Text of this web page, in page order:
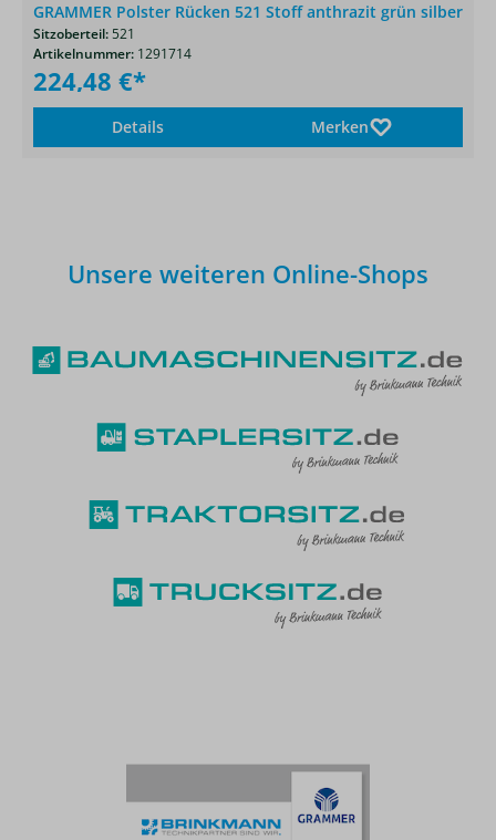
GRAMMER Polster Rücken 521 Stoff anthrazit grün silber
Sitzoberteil:521
Artikelnummer: 1291714
224,48 €*
Details Merken
Unsere weiteren Online-Shops